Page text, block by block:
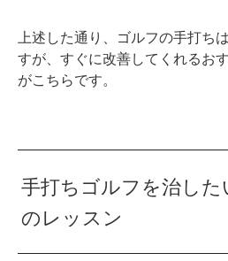
上述した通り、ゴルフの手打ち
すが、すぐに改善してくれるお
がこちらです。
手打ちゴルフを治し
のレッスン